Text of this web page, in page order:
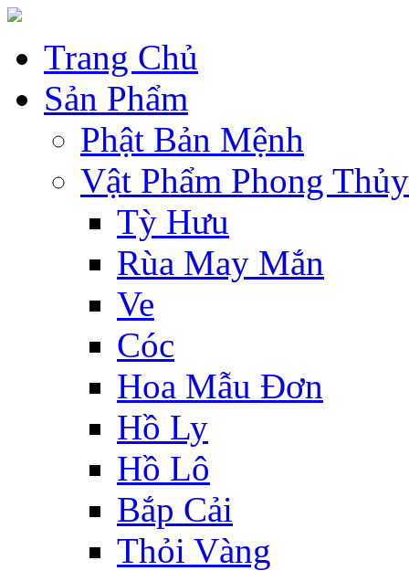
Trang Chủ
Sản Phẩm
Phật Bản Mệnh
Vật Phẩm Phong Thủy
Tỳ Hưu
Rùa May Mắn
Ve
Cóc
Hoa Mẫu Đơn
Hồ Ly
Hồ Lô
Bắp Cải
Thỏi Vàng